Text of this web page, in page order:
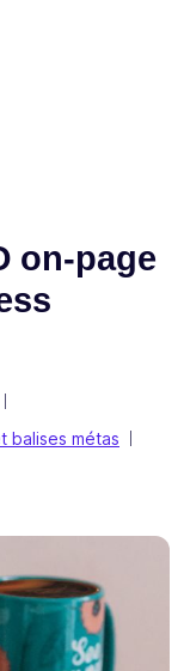
on-page
balises métas